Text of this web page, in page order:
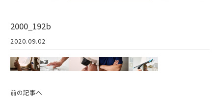
2000_192b
2020.09.02
前の記事へ